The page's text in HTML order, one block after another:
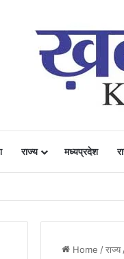
राज्य मध्यप्रदेश
में उत्साह, नैनो डीएपी और
Home /राज्य